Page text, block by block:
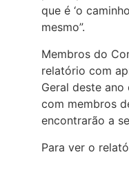
que é ‘o
mesmo”.
Membros do
relatório com
Geral deste
com membros
encontrarão a
Para ver o